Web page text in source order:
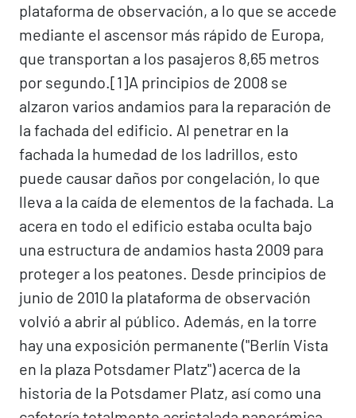
plataforma de observación, a lo que se accede
mediante el ascensor más rápido de Europa,
que transportan a los pasajeros 8,65 metros
por segundo.[1]​ A principios de 2008 se
alzaron varios andamios para la reparación de
la fachada del edificio. Al penetrar en la
fachada la humedad de los ladrillos, esto
puede causar daños por congelación, lo que
lleva a la caída de elementos de la fachada. La
acera en todo el edificio estaba oculta bajo
una estructura de andamios hasta 2009 para
proteger a los peatones. Desde principios de
junio de 2010 la plataforma de observación
volvió a abrir al público. Además, en la torre
hay una exposición permanente ("Berlín Vista
en la plaza Potsdamer Platz") acerca de la
historia de la Potsdamer Platz, así como una